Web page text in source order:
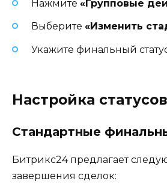
Нажмите «Групповые
Выберите «Изменить
Укажите финальный
Настройка
Стандартные
Битрикс24 предлагает
завершения сделок: